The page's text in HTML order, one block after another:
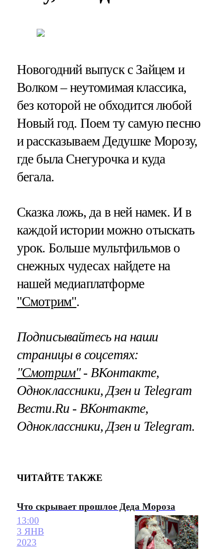
Новогодний выпуск с Зайцем и
Волком – неутомимая классика,
без которой не обходится любой
Новый год. Поем ту самую песню
и рассказываем Дедушке Морозу,
где была Снегурочка и куда
бегала.
Сказка ложь, да в ней намек. И в
каждой истории можно отыскать
урок. Больше мультфильмов о
снежных чудесах найдете на
нашей медиаплатформе
"Смотрим".
Подписывайтесь на наши
страницы в соцсетях:
"Смотрим"‐ ВКонтакте,
Одноклассники, Дзен и Telegram
Вести.Ru ‐ ВКонтакте,
Одноклассники, Дзен и Telegram.
ЧИТАЙТЕ ТАКЖЕ
Что скрывает прошлое Деда Мороза
13:00
3 ЯНВ
2023